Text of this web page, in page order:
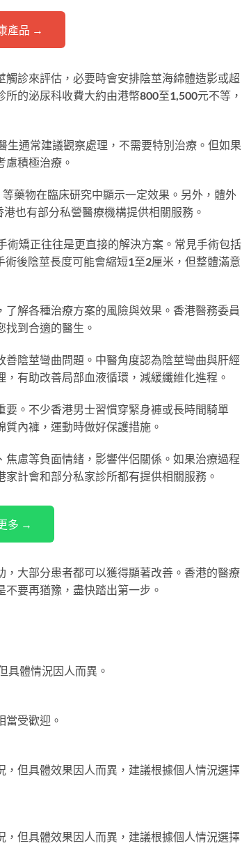
產品 →
診來評估，必要時會安排陰莖海綿體造影或超
的泌尿科收費大約由港幣800至1,500元不等，
通常建議觀察處理，不需要特別治療。但如果
積極治療。
藥物在臨床研究中顯示一定效果。另外，體外
也有部分私營醫療機構提供相關服務。
矯正往往是更直接的解決方案。常見手術包括
後陰莖長度可能會縮短1至2厘米，但整體滿意
解各種治療方案的風險與效果。香港醫務委員
到合適的醫生。
陰莖彎曲問題。中醫角度認為陰莖彎曲與肝經
有助改善局部血液循環，減緩纖維化進程。
。不少香港男士習慣穿緊身褲或長時間騎單
內褲，運動時做好保護措施。
慮等負面情緒，影響伴侶關係。如果治療過程
計會和部分私家診所都有提供相關服務。
多 →
大部分患者都可以獲得顯著改善。香港的醫療
要再猶豫，盡快踏出第一步。
具體情況因人而異。
當受歡迎。
但具體效果因人而異，建議根據個人情況選擇
但具體效果因人而異，建議根據個人情況選擇